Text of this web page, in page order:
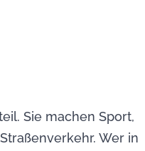
Sie machen Sport,
Wer in